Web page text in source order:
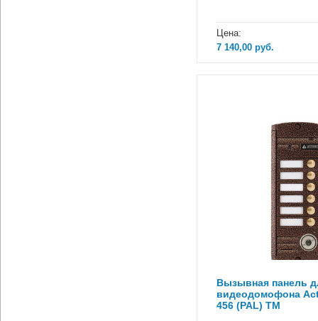
Цена:
7 140,00 руб.
Вызывная панель
видеодомофона
456 (PAL) ТМ